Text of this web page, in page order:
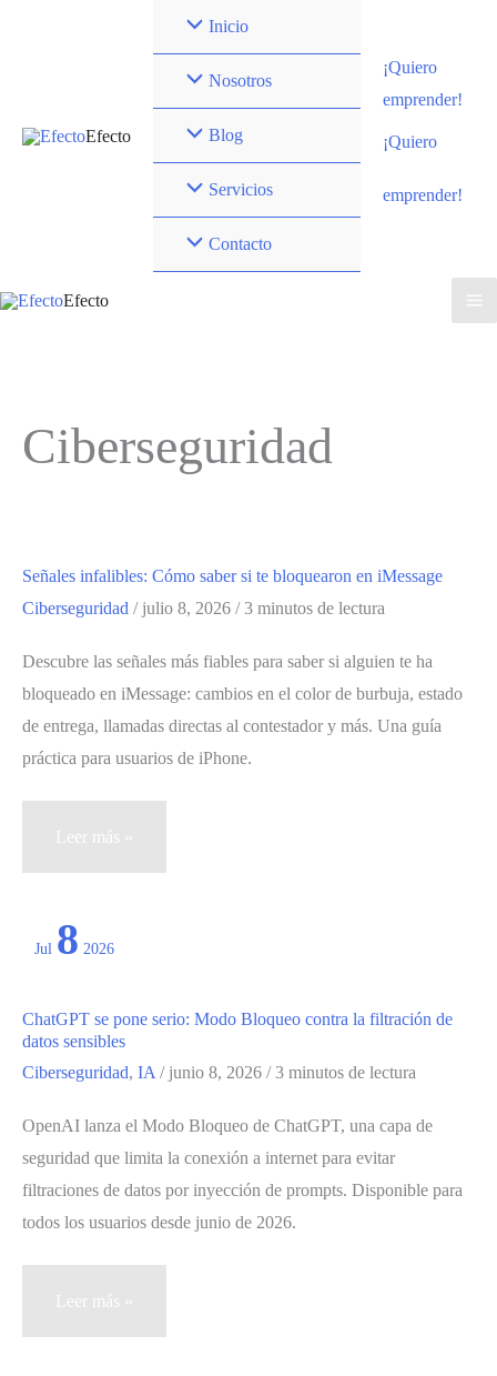
Efecto
Inicio
Nosotros
Blog
Servicios
Contacto
¡Quiero
emprender!
¡Quiero
emprender!
Efecto
Ciberseguridad
Señales infalibles: Cómo saber si te bloquearon en iMessage
Ciberseguridad / julio 8, 2026 /3 minutos de lectura
Descubre las señales más fiables para saber si alguien te ha
bloqueado en iMessage: cambios en el color de burbuja, estado
de entrega, llamadas directas al contestador y más. Una guía
práctica para usuarios de iPhone.
Señales
saber
bloquearon
Leer más »
Jul 8 2026
ChatGPT se pone serio: Modo Bloqueo contra la filtración de
datos sensibles
Ciberseguridad, IA / junio 8, 2026 /3 minutos de lectura
OpenAI lanza el Modo Bloqueo de ChatGPT, una capa de
seguridad que limita la conexión a internet para evitar
filtraciones de datos por inyección de prompts. Disponible para
todos los usuarios desde junio de 2026.
ChatGPT
Leer más »